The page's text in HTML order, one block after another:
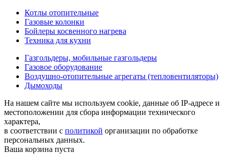
Котлы отопительные
Газовые колонки
Бойлеры косвенного нагрева
Техника для кухни
Газгольдеры, мобильные газгольдеры
Газовое оборудование
Воздушно-отопительные агрегаты (тепловентиляторы)
Дымоходы
На нашем сайте мы используем cookie, данные об IP-адресе и
местоположении для сбора информации технического
характера,
в соответствии с политикой организации по обработке
персональных данных.
Ваша корзина пуста